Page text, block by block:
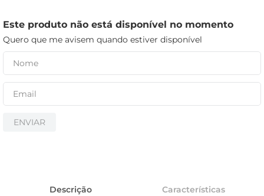
Este produto não está disponível no momento
Quero que me avisem quando estiver disponível
ENVIAR
Descrição Características
papel higiênico
cerveja